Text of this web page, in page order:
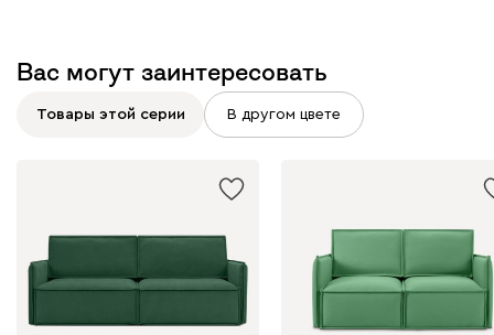
Букле
Вайт Терра
Альтеа 57 990
Вас могут заинтересовать
Товары этой серии В другом цвете